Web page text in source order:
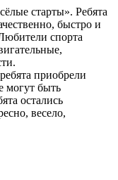
старты». Ребята
быстро и
спорта
приобрели
могут быть
остались
весело,